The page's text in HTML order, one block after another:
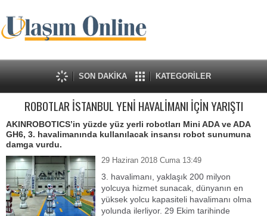
SON DAKİKA KATEGORİLER
ROBOTLAR İSTANBUL YENİ HAVALİMANI İÇİN YARIŞTI
AKINROBOTICS’in yüzde yüz yerli robotları Mini ADA ve ADA
GH6, 3. havalimanında kullanılacak insansı robot sunumuna
damga vurdu.
29 Haziran 2018 Cuma 13:49
3. havalimanı, yaklaşık 200 milyon
yolcuya hizmet sunacak, dünyanın en
yüksek yolcu kapasiteli havalimanı olma
yolunda ilerliyor. 29 Ekim tarihinde